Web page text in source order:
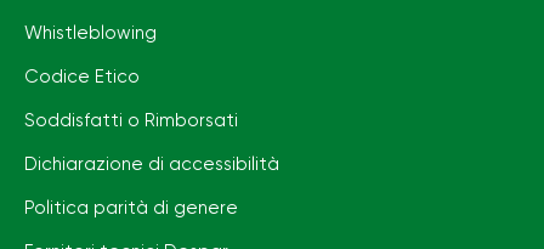
Whistleblowing
Codice Etico
Soddisfatti o Rimborsati
Dichiarazione di accessibilità
Politica parità di genere